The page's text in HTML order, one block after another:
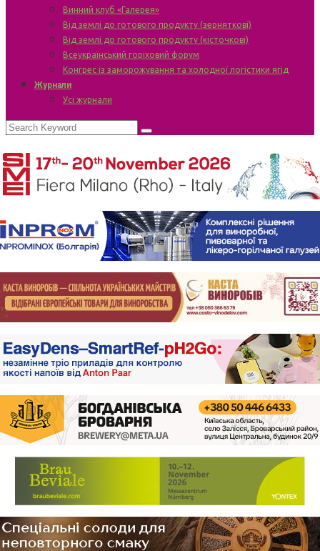
Винний клуб «Галерея»
Від землі до готового продукту (зерняткові)
Від землі до готового продукту (кісточкові)
Всеукраїнський горіховий форум
Конгрес із заморожування та холодної логістики ягід
Журнали
Усі журнали